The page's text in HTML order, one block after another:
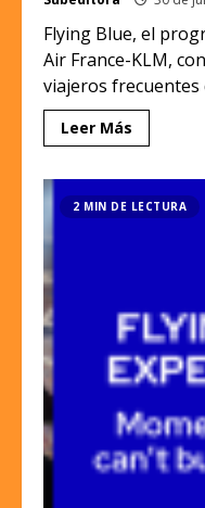
Flying Blue, el
Air France-KLM,
viajeros frecuentes
Leer Más
2 MIN DE LECTURA